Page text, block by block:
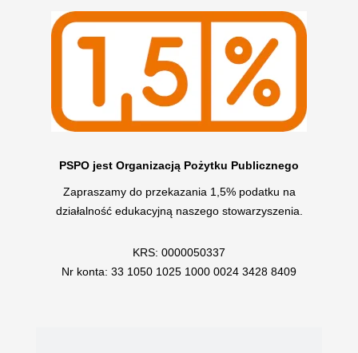
PSPO jest Organizacją Pożytku Publicznego
Zapraszamy do przekazania 1,5% podatku na
działalność edukacyjną naszego stowarzyszenia.
KRS: 0000050337
Nr konta: 33 1050 1025 1000 0024 3428 8409